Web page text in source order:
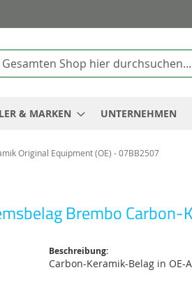
& MARKEN UNTERNEHMEN
Original Equipment (OE) - 07BB2507
Brembo Carbon-
Beschreibung:
Carbon-Keramik-Belag in OE-